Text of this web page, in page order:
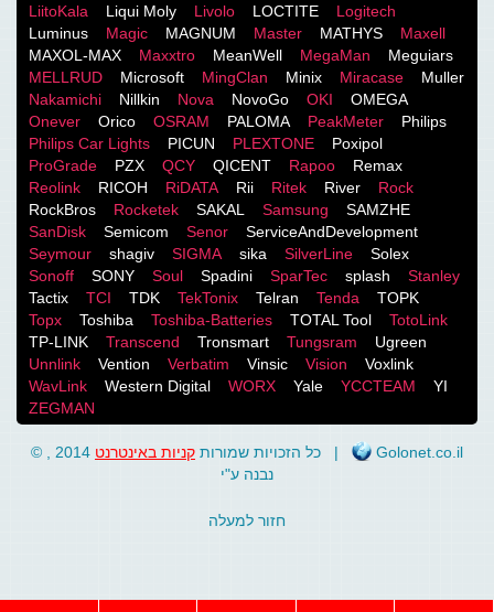
LiitoKala
Liqui Moly Livolo LOCTITE
Logitech
Luminus
Magic MAGNUM Master MATHYS
Maxell
MAXOL-MAX
Maxxtro MeanWell MegaMan
Meguiars
MELLRUD
Microsoft MingClan Minix Miracase
Muller
Nakamichi
Nillkin Nova NovoGo OKI
OMEGA
Onever
Orico OSRAM PALOMA PeakMeter
Philips
Philips Car Lights
PICUN PLEXTONE
Poxipol
ProGrade
PZX QCY QICENT Rapoo
Remax
Reolink
RICOH RiDATA Rii Ritek River
Rock
RockBros
Rocketek SAKAL Samsung
SAMZHE
SanDisk
Semicom Senor
ServiceAndDevelopment
Seymour
shagiv SIGMA sika SilverLine
Solex
Sonoff
SONY Soul Spadini SparTec splash
Stanley
Tactix
TCI TDK TekTonix Telran Tenda
TOPK
Topx
Toshiba Toshiba-Batteries TOTAL Tool
TotoLink
TP-LINK
Transcend Tronsmart Tungsram
Ugreen
Unnlink
Vention Verbatim Vinsic Vision
Voxlink
WavLink
Western Digital WORX Yale YCCTEAM
YI
ZEGMAN
© , 2014 כל הזכויות שמורות קניות באינטרנט |
Golonet.co.il
נבנה ע"י
חזור למעלה